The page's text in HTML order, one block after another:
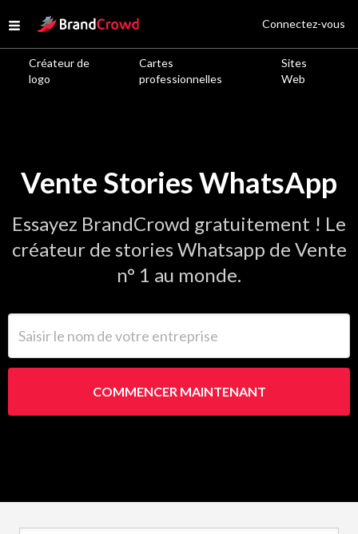
Open menu
Site Logo
Créateur de
logo
Cartes
professionnelles
Sites
Web
Connectez-vous
Vente Stories WhatsApp
Essayez BrandCrowd gratuitement ! Le
créateur de stories Whatsapp de Vente
n° 1 au monde.
COMMENCER MAINTENANT